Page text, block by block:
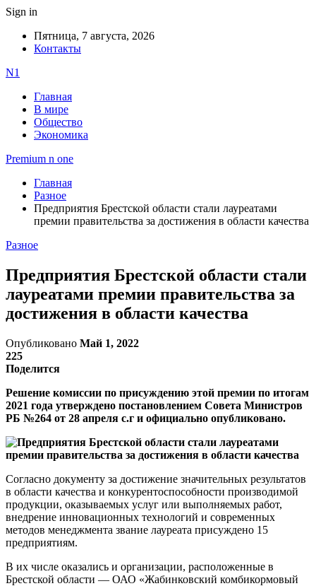
Sign in
Пятница, 7 августа, 2026
Контакты
N1
Главная
В мире
Общество
Экономика
Premium n one
Главная
Разное
Предприятия Брестской области стали лауреатами
премии правительства за достижения в области качества
Разное
Предприятия Брестской области стали
лауреатами премии правительства за
достижения в области качества
Опубликовано Май 1, 2022
225
Поделится
Решение комиссии по присуждению этой премии по итогам
2021 года утверждено постановлением Совета Министров
РБ №264 от 28 апреля с.г и официально опубликовано.
Согласно документу за достижение значительных результатов
в области качества и конкурентоспособности производимой
продукции, оказываемых услуг или выполняемых работ,
внедрение инновационных технологий и современных
методов менеджмента звание лауреата присуждено 15
предприятиям.
В их числе оказались и организации, расположенные в
Брестской области — ОАО «Жабинковский комбикормовый